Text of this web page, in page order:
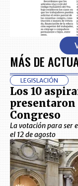
MÁS DE
LEGISLACIÓN
Los 10
presentaron
Congreso
La votación para ser
el 12 de agosto